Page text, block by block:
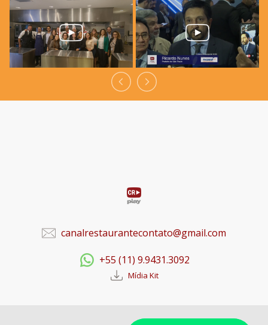
canalrestaurantecontato@gmail.com
+55 (11) 9.9431.3092
Mídia Kit